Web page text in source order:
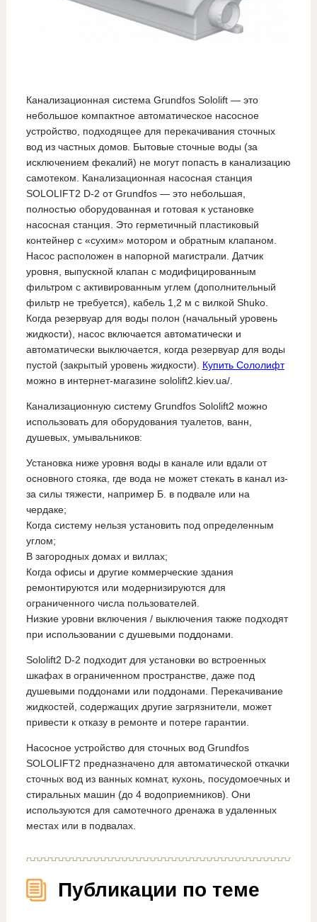
Канализационная система Grundfos Sololift — это
небольшое компактное автоматическое насосное
устройство, подходящее для перекачивания сточных
вод из частных домов. Бытовые сточные воды (за
исключением фекалий) не могут попасть в канализацию
самотеком. Канализационная насосная станция
SOLOLIFT2 D-2 от Grundfos — это небольшая,
полностью оборудованная и готовая к установке
насосная станция. Это герметичный пластиковый
контейнер с «сухим» мотором и обратным клапаном.
Насос расположен в напорной магистрали. Датчик
уровня, выпускной клапан с модифицированным
фильтром с активированным углем (дополнительный
фильтр не требуется), кабель 1,2 м с вилкой Shuko.
Когда резервуар для воды полон (начальный уровень
жидкости), насос включается автоматически и
автоматически выключается, когда резервуар для воды
пустой (закрытый уровень жидкости). Купить Сололифт
можно в интернет-магазине sololift2.kiev.ua/.
Канализационную систему Grundfos Sololift2 можно
использовать для оборудования туалетов, ванн,
душевых, умывальников:
Установка ниже уровня воды в канале или вдали от
основного стояка, где вода не может стекать в канал из-
за силы тяжести, например Б. в подвале или на
чердаке;
Когда систему нельзя установить под определенным
углом;
В загородных домах и виллах;
Когда офисы и другие коммерческие здания
ремонтируются или модернизируются для
ограниченного числа пользователей.
Низкие уровни включения / выключения также подходят
при использовании с душевыми поддонами.
Sololift2 D-2 подходит для установки во встроенных
шкафах в ограниченном пространстве, даже под
душевыми поддонами или поддонами. Перекачивание
жидкостей, содержащих другие загрязнители, может
привести к отказу в ремонте и потере гарантии.
Насосное устройство для сточных вод Grundfos
SOLOLIFT2 предназначено для автоматической откачки
сточных вод из ванных комнат, кухонь, посудомоечных и
стиральных машин (до 4 водоприемников). Они
используются для самотечного дренажа в удаленных
местах или в подвалах.
Публикации по теме